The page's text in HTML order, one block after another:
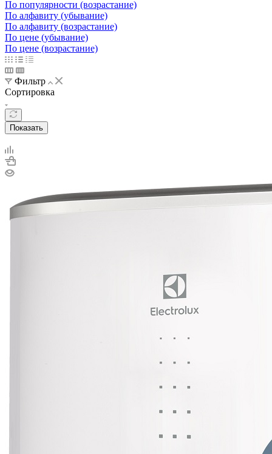
По популярности (возрастание)
По алфавиту (убывание)
По алфавиту (возрастание)
По цене (убывание)
По цене (возрастание)
Фильтр
Сортировка
Показать